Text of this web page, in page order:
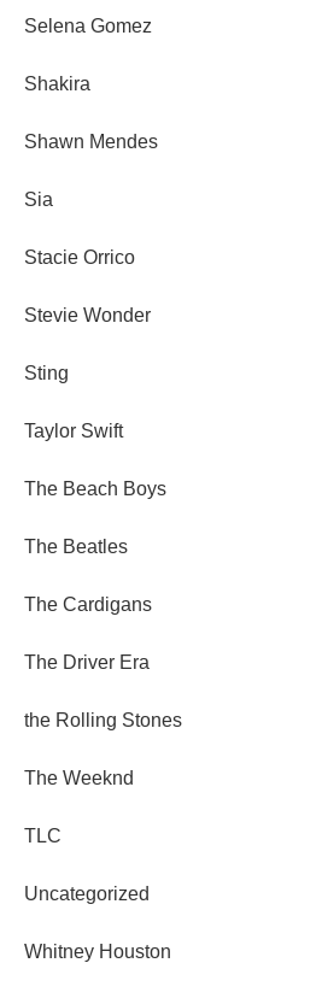
Selena Gomez
Shakira
Shawn Mendes
Sia
Stacie Orrico
Stevie Wonder
Sting
Taylor Swift
The Beach Boys
The Beatles
The Cardigans
The Driver Era
the Rolling Stones
The Weeknd
TLC
Uncategorized
Whitney Houston